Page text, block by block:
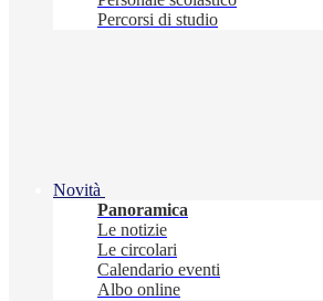
Percorsi di studio
Novità
Panoramica
Le notizie
Le circolari
Calendario eventi
Albo online